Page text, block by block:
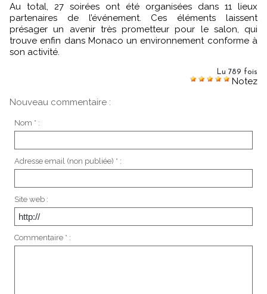
Au total, 27 soirées ont été organisées dans 11 lieux
partenaires de l’événement. Ces éléments laissent
présager un avenir très prometteur pour le salon, qui
trouve enfin dans Monaco un environnement conforme à
son activité.
Lu 789 fois
Notez
Nouveau commentaire :
Nom * :
Adresse email (non publiée) * :
Site web :
Commentaire * :